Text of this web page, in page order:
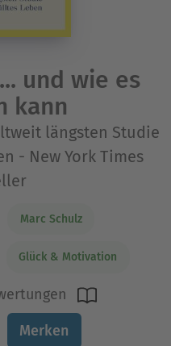
und wie es
kann
längsten Studie
- New York Times
Marc Schulz
Glück & Motivation
Merken